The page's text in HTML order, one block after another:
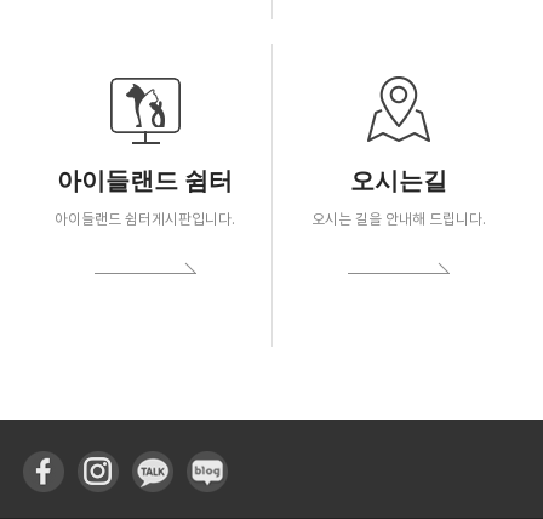
아이들랜드 쉼터
아이들랜드 쉼터게시판입니다.
오시는길
오시는 길을 안내해 드립니다.